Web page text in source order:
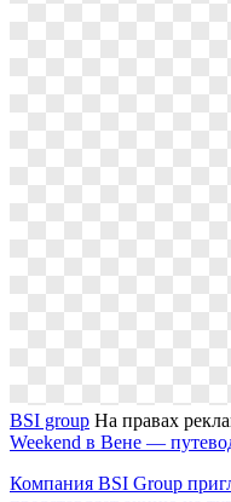
BSI group На правах
Weekend в Вене —
Компания BSI Group